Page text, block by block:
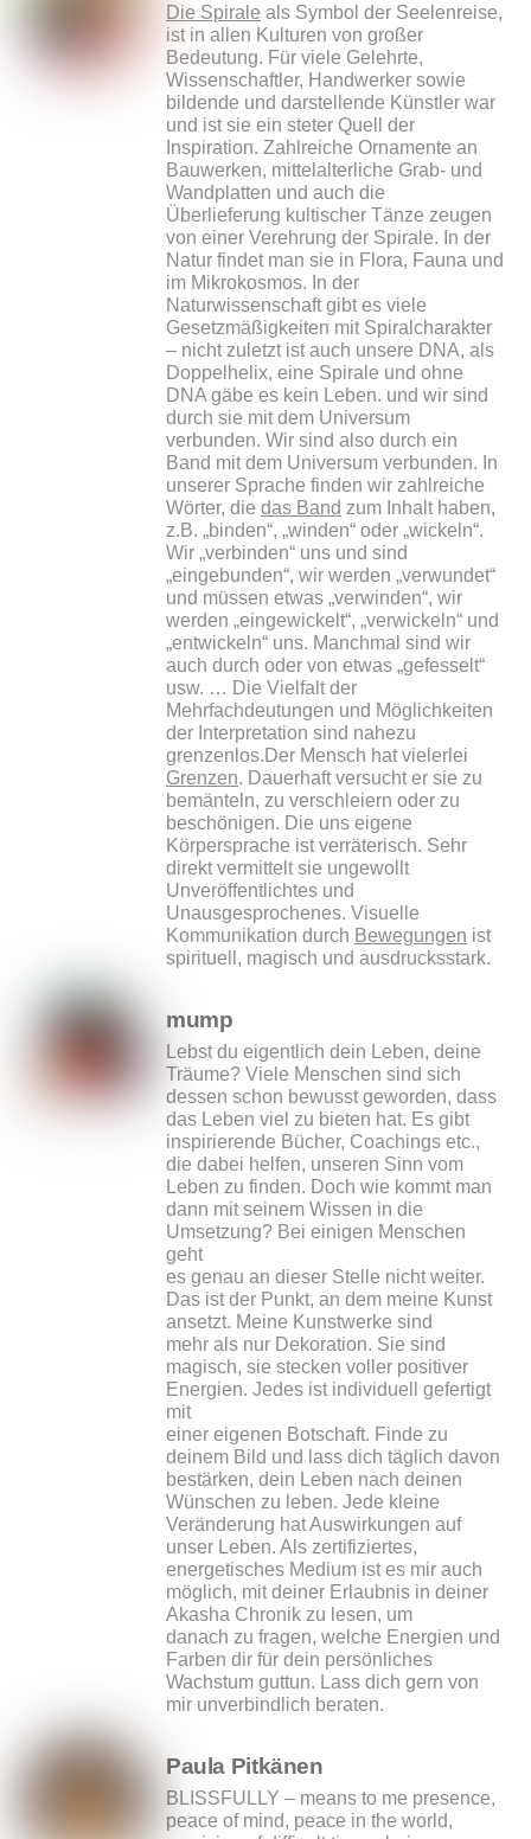
Die Spirale als Symbol der Seelenreise,
ist in allen Kulturen von großer
Bedeutung. Für viele Gelehrte,
Wissenschaftler, Handwerker sowie
bildende und darstellende Künstler war
und ist sie ein steter Quell der
Inspiration. Zahlreiche Ornamente an
Bauwerken, mittelalterliche Grab- und
Wandplatten und auch die
Überlieferung kultischer Tänze zeugen
von einer Verehrung der Spirale. In der
Natur findet man sie in Flora, Fauna und
im Mikrokosmos. In der
Naturwissenschaft gibt es viele
Gesetzmäßigkeiten mit Spiralcharakter
– nicht zuletzt ist auch unsere DNA, als
Doppelhelix, eine Spirale und ohne
DNA gäbe es kein Leben. und wir sind
durch sie mit dem Universum
verbunden. Wir sind also durch ein
Band mit dem Universum verbunden. In
unserer Sprache finden wir zahlreiche
Wörter, die das Band zum Inhalt haben,
z.B. „binden“, „winden“ oder „wickeln“.
Wir „verbinden“ uns und sind
„eingebunden“, wir werden „verwundet“
und müssen etwas „verwinden“, wir
werden „eingewickelt“, „verwickeln“ und
„entwickeln“ uns. Manchmal sind wir
auch durch oder von etwas „gefesselt“
usw. … Die Vielfalt der
Mehrfachdeutungen und Möglichkeiten
der Interpretation sind nahezu
grenzenlos.Der Mensch hat vielerlei
Grenzen. Dauerhaft versucht er sie zu
bemänteln, zu verschleiern oder zu
beschönigen. Die uns eigene
Körpersprache ist verräterisch. Sehr
direkt vermittelt sie ungewollt
Unveröffentlichtes und
Unausgesprochenes. Visuelle
Kommunikation durch Bewegungen ist
spirituell, magisch und ausdrucksstark.
mump
Lebst du eigentlich dein Leben, deine
Träume? Viele Menschen sind sich
dessen schon bewusst geworden, dass
das Leben viel zu bieten hat. Es gibt
inspirierende Bücher, Coachings etc.,
die dabei helfen, unseren Sinn vom
Leben zu finden. Doch wie kommt man
dann mit seinem Wissen in die
Umsetzung? Bei einigen Menschen
geht
es genau an dieser Stelle nicht weiter.
Das ist der Punkt, an dem meine Kunst
ansetzt. Meine Kunstwerke sind
mehr als nur Dekoration. Sie sind
magisch, sie stecken voller positiver
Energien. Jedes ist individuell gefertigt
mit
einer eigenen Botschaft. Finde zu
deinem Bild und lass dich täglich davon
bestärken, dein Leben nach deinen
Wünschen zu leben. Jede kleine
Veränderung hat Auswirkungen auf
unser Leben. Als zertifiziertes,
energetisches Medium ist es mir auch
möglich, mit deiner Erlaubnis in deiner
Akasha Chronik zu lesen, um
danach zu fragen, welche Energien und
Farben dir für dein persönliches
Wachstum guttun. Lass dich gern von
mir unverbindlich beraten.
Paula Pitkänen
BLISSFULLY – means to me presence,
peace of mind, peace in the world,